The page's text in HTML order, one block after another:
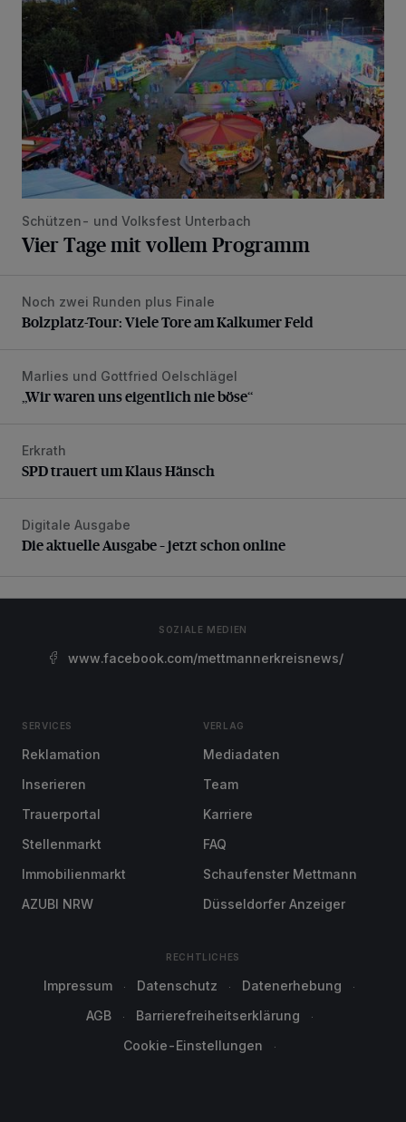
Schützen- und Volksfest Unterbach
Vier Tage mit vollem Programm
Bolzplatz-Tour: Viele Tore am Kalkumer Feld
Noch zwei Runden plus Finale
Bolzplatz-Tour: Viele Tore am Kalkumer Feld
„Wir waren uns eigentlich nie böse“
Marlies und Gottfried Oelschlägel
„Wir waren uns eigentlich nie böse“
SPD trauert um Klaus Hänsch
Erkrath
SPD trauert um Klaus Hänsch
Die aktuelle Ausgabe – jetzt schon online
Digitale Ausgabe
Die aktuelle Ausgabe – jetzt schon online
SOZIALE MEDIEN
www.facebook.com/mettmannerkreisnews/
SERVICES
Reklamation
Inserieren
Trauerportal
Stellenmarkt
Immobilienmarkt
AZUBI NRW
VERLAG
Mediadaten
Team
Karriere
FAQ
Schaufenster Mettmann
Düsseldorfer Anzeiger
RECHTLICHES
Impressum Datenschutz
Datenerhebung
AGB
Barrierefreiheitserklärung
Cookie-Einstellungen